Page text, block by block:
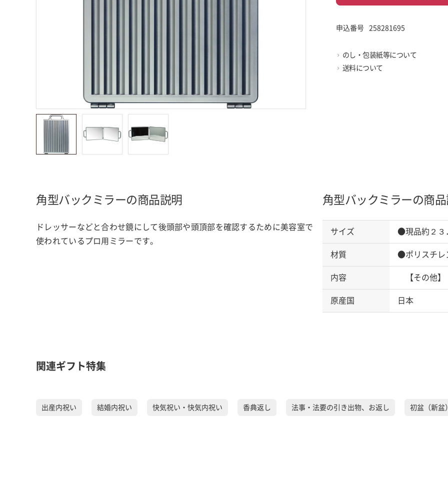
申込番号 258281695
のし・包装紙等について
送料について
角型バックミラーの商品説明
ドレッサーなどと合わせ鏡にして後頭部や頭頂部を確認するために美容室で
使われているプロ用ミラーです。
角型バックミラーの商
サイズ ●現品約２３
材質 ●ポリスチレ
内容 【その他
原産国 日本
関連ギフト特集
出産内祝い 結婚内祝い 快気祝い・快気内祝い 香典返し 法事・法要の引き出物、お返し 初盆（新盆